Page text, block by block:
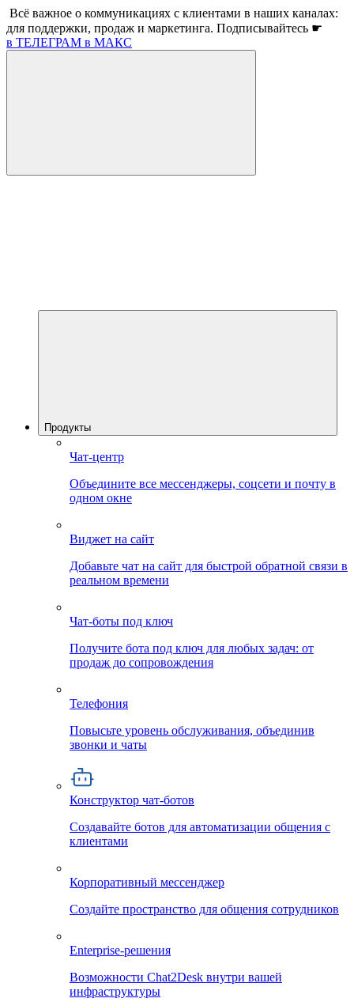
Всё важное о коммуникациях с клиентами в наших каналах:
для поддержки, продаж и маркетинга. Подписывайтесь ☛
в ТЕЛЕГРАМ в МАКС
Продукты
Чат-центр
Объедините все мессенджеры, соцсети и почту в
одном окне
Виджет на сайт
Добавьте чат на сайт для быстрой обратной связи в
реальном времени
Чат-боты под ключ
Получите бота под ключ для любых задач: от
продаж до сопровождения
Телефония
Повысьте уровень обслуживания, объединив
звонки и чаты
Конструктор чат-ботов
Создавайте ботов для автоматизации общения с
клиентами
Корпоративный мессенджер
Создайте пространство для общения сотрудников
Enterprise-решения
Возможности Chat2Desk внутри вашей
инфраструктуры